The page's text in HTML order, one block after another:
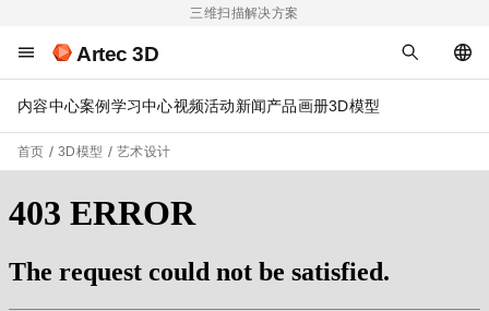
三维扫描解决方案
Artec 3D
内容中心案例 学习中心视频活动新闻产品画册3D模型
首页 3D模型 艺术设计